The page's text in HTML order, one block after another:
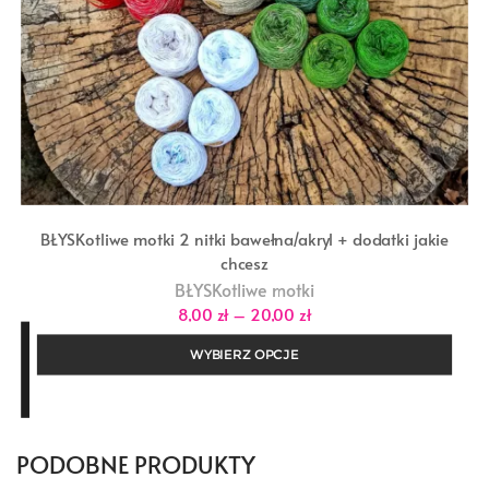
BŁYSKotliwe motki 2 nitki bawełna/akryl + dodatki jakie
chcesz
BŁYSKotliwe motki
8,00 zł – 20,00 złZakres
cen:
do
WYBIERZ OPCJE
PODOBNE PRODUKTY